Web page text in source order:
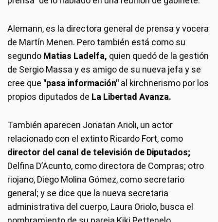
Alemann, es la directora general de prensa y vocera
de Martín Menen. Pero también está como su
segundo Matias Ladelfa, quien quedó de la gestión
de Sergio Massa y es amigo de su nueva jefa y se
cree que "pasa información" al kirchnerismo por los
propios diputados de La Libertad Avanza.
También aparecen Jonatan Arioli, un actor
relacionado con el extinto Ricardo Fort, como
director del canal de televisión de Diputados;
Delfina D’Acunto, como directora de Compras; otro
riojano, Diego Molina Gómez, como secretario
general; y se dice que la nueva secretaria
administrativa del cuerpo, Laura Oriolo, busca el